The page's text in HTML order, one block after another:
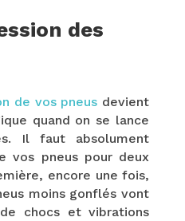
des
de vos pneus devient
quand on se lance
Il faut absolument
vos pneus pour deux
encore une fois,
moins gonflés vont
chocs et vibrations